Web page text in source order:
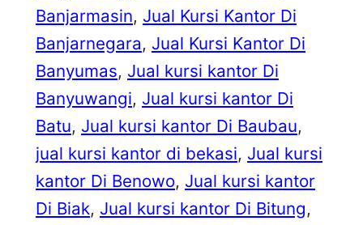
Banjarmasin, Jual Kursi Kantor Di
Banjarnegara, Jual Kursi Kantor Di
Banyumas, Jual kursi kantor Di
Banyuwangi, Jual kursi kantor Di
Batu, Jual kursi kantor Di Baubau
jual kursi kantor di bekasi, Jual kursi
kantor Di Benowo, Jual kursi kantor
Di Biak, Jual kursi kantor Di Bitung